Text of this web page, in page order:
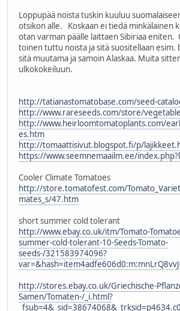
Loppupää noista tuskin kuuluu
otsikon alle. Koskaan ei tiedä minkälainen
otan varman päälle laittaen Sibiriaa eniten.
toinen tuttu noista ja sitä suositellaan esim.
sitä muutama ja samoin Alaskaa. Muita
ulkokokeiluun.
http://tatianastomatobase.com/seed-
http://www.rareseeds.com/store/
http://www.heirloomtomatoplants.com/
es.htm
http://tomaattisivut.blogspot.fi/p/
https://www.seemnemaailm.ee/
Cooler Climate Tomatoes
http://store.tomatofest.com/
mates_s/47.htm
short summer cold tolerant
http://www.ebay.co.uk/itm/Tomato-
summer-cold-tolerant-10-Seeds-Tomato-
seeds-/321583974096?
http://stores.ebay.co.uk/Griechische-
Samen/Tomaten-/_i.html?